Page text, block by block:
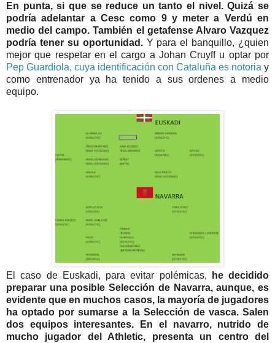
En punta, si que se reduce un tanto el nivel. Quizá se
podría adelantar a Cesc como 9 y meter a Verdú en
medio del campo. También el getafense Alvaro Vazquez
podría tener su oportunidad.Y para el banquillo, ¿quien
mejor que respetar en el cargo a Johan Cruyff u optar por
Pep Guardiola, cuya identificación con Cataluña es notoria y
como entrenador ya ha tenido a sus ordenes a medio
equipo.
El caso de Euskadi, para evitar polémicas,
he decidido
preparar una posible Selección de Navarra, aunque, es
evidente que en muchos casos, la mayoría de jugadores
ha optado por sumarse a la Selección de vasca. Salen
dos equipos interesantes.
En el navarro, nutrido de
mucho jugador del Athletic, presenta un centro del